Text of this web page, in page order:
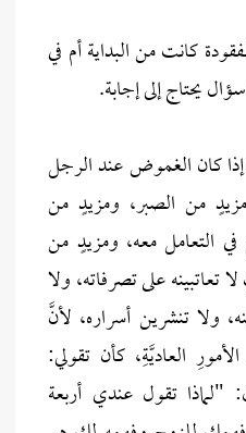
كانت من البداية أم في
يحتاج إلى إجابة.
كان الغموض عند الرجل
من الصبر، ومزيدٍ من
التعامل معه، ومزيدٍ من
تعاتبينه على تصرفاته، ولا
ولا تنشرين أسراره، لأنَّ
العاديَّةِ، كأن تقولي:
"لماذا تقول عندي أربعة